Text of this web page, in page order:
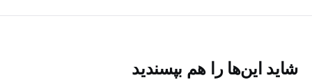
شاید این‌ها را هم بپسندید